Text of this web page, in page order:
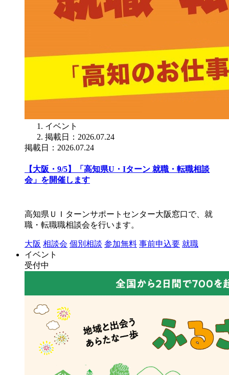
イベント
掲載日：2026.07.24
掲載日：2026.07.24
【大阪・9/5】「高知県U・Iターン 就職・転職相談
会」を開催します
高知県ＵＩターンサポートセンター大阪窓口で、就
職・転職職相談会を行います。
大阪 相談会 個別相談 参加無料 事前申込要 就職
イベント
受付中